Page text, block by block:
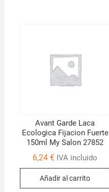
Avant Garde Laca
Ecologica Fijacion Fuerte
150ml My Salon 27852
6,24€ IVA incluido
Añadir al carrito